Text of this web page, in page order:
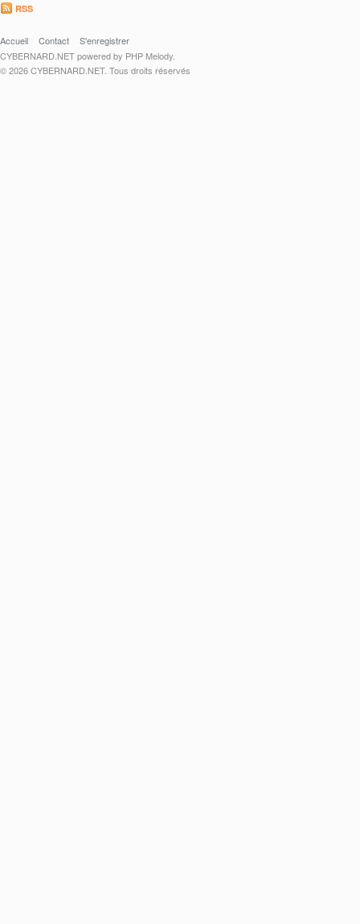
RSS
Accueil Contact
S'enregistrer
CYBERNARD.NET powered by PHP Melody.
© 2026 CYBERNARD.NET. Tous droits réservés